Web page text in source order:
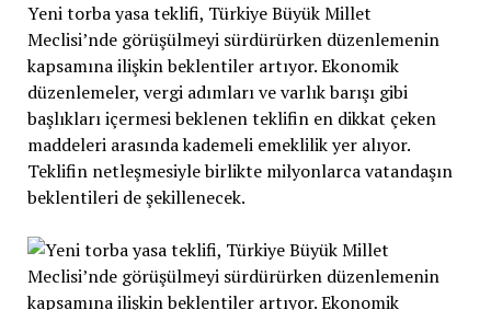
Yeni torba yasa teklifi, Türkiye Büyük Millet
Meclisi’nde görüşülmeyi sürdürürken düzenlemenin
kapsamına ilişkin beklentiler artıyor. Ekonomik
düzenlemeler, vergi adımları ve varlık barışı gibi
başlıkları içermesi beklenen teklifin en dikkat çeken
maddeleri arasında kademeli emeklilik yer alıyor.
Teklifin netleşmesiyle birlikte milyonlarca vatandaşın
beklentileri de şekillenecek.